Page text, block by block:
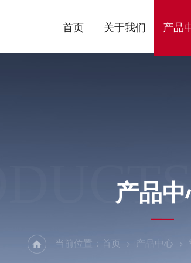
首页 关于我们 产品
产品
当前位置： 首页 产品中心